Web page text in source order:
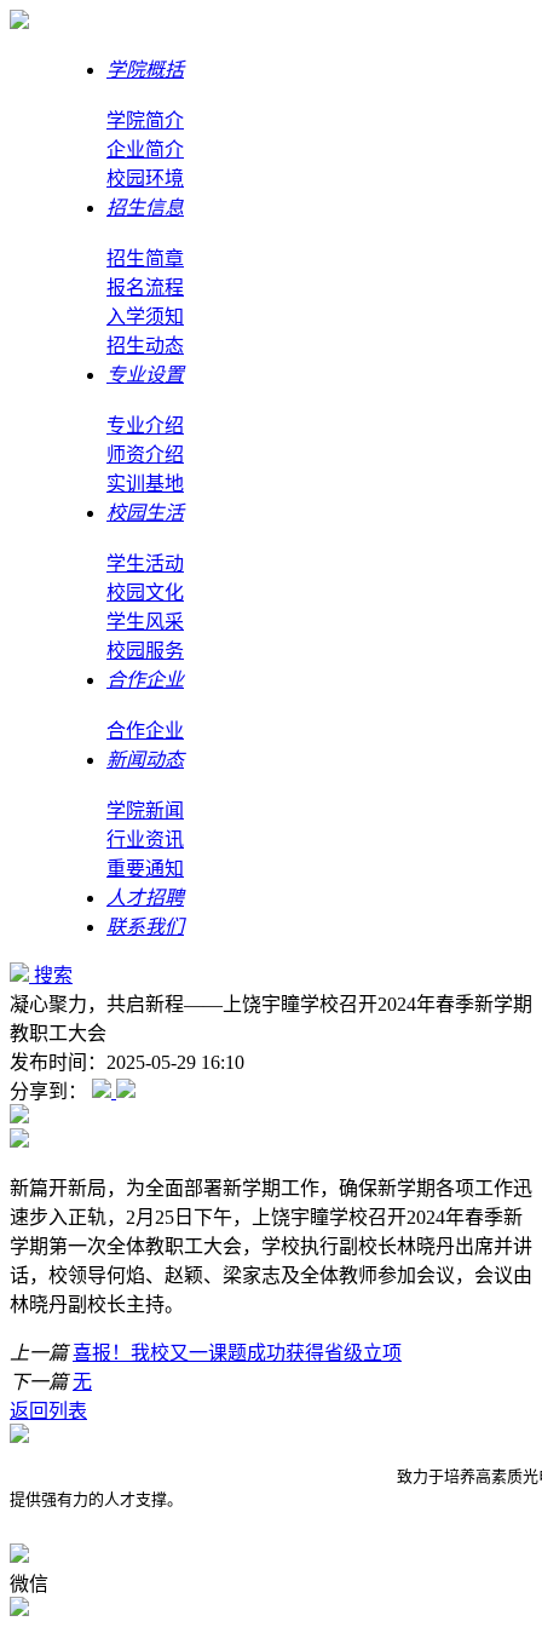
学院概括
学院简介
企业简介
校园环境
招生信息
招生简章
报名流程
入学须知
招生动态
专业设置
专业介绍
师资介绍
实训基地
校园生活
学生活动
校园文化
学生风采
校园服务
合作企业
合作企业
新闻动态
学院新闻
行业资讯
重要通知
人才招聘
联系我们
搜索
凝心聚力，共启新程——上饶宇瞳学校召开2024年春季新学期
教职工大会
发布时间：2025-05-29 16:10
分享到：
新篇开新局，为全面部署新学期工作，确保新学期各项工作迅
速步入正轨，2月25日下午，上饶宇瞳学校召开2024年春季新
学期第一次全体教职工大会，学校执行副校长林晓丹出席并讲
话，校领导何焰、赵颖、梁家志及全体教师参加会议，会议由
林晓丹副校长主持。
上一篇 喜报！我校又一课题成功获得省级立项
下一篇 无
返回列表
提供强有力的人才支撑。
微信